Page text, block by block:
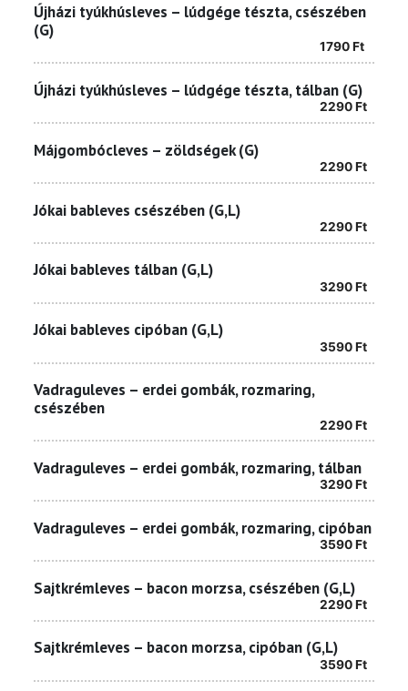
Újházi tyúkhúsleves – lúdgége tészta, csészében
(G)
1790Ft
Újházi tyúkhúsleves – lúdgége tészta, tálban (G)
2290Ft
Májgombócleves – zöldségek (G)
2290Ft
Jókai bableves csészében (G,L)
2290Ft
Jókai bableves tálban (G,L)
3290Ft
Jókai bableves cipóban (G,L)
3590Ft
Vadraguleves – erdei gombák, rozmaring,
csészében
2290Ft
Vadraguleves – erdei gombák, rozmaring, tálban
3290Ft
Vadraguleves – erdei gombák, rozmaring, cipóban
3590Ft
Sajtkrémleves – bacon morzsa, csészében (G,L)
2290Ft
Sajtkrémleves – bacon morzsa, cipóban (G,L)
3590Ft